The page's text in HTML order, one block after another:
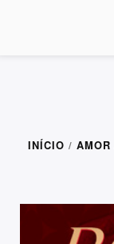
INÍCIO / AMOR